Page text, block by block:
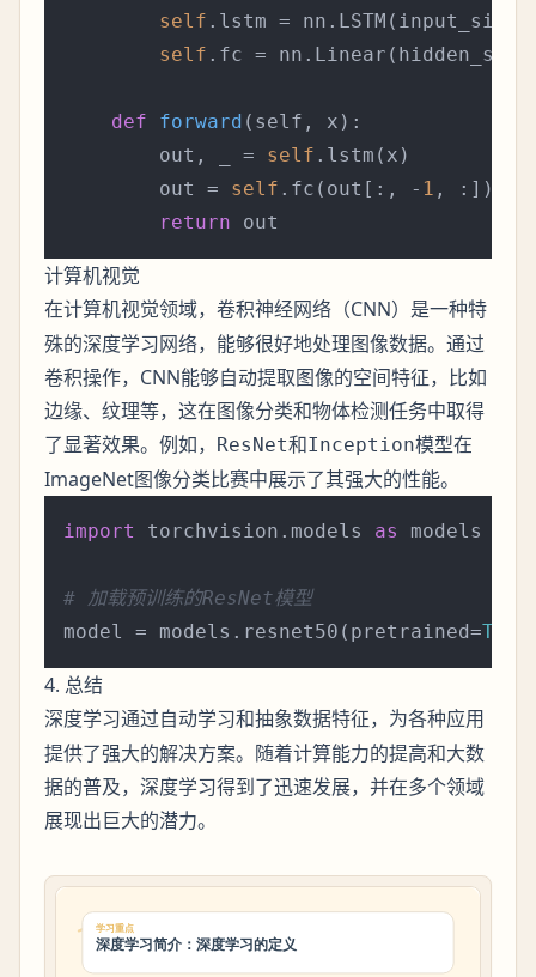
self .lstm =
self .fc =
def forward ( self, x ):
        out, _ =
self .lstm(x)
        out =
self .fc(out[:, - 1 , :])
return
计算机视觉
在计算机视觉领域， 卷积神经网络 （CNN）是一种特
殊的深度学习网络，能够很好地处理图像数据。通过
卷积操作，CNN能够自动提取图像的空间特征，比如
边缘、纹理等，这在图像分类和物体检测任务中取得
了显著效果。例如， ResNet和Inception模型在
ImageNet图像分类比赛中展示了其强大的性能。
import torchvision.models as models
# 加载预训练的ResNet模型
model = models.resnet50(pretrained=True
4. 总结
深度学习通过自动学习和抽象数据特征，为各种应用
提供了强大的解决方案。随着计算能力的提高和大数
据的普及，深度学习得到了迅速发展，并在多个领域
展现出巨大的潜力。